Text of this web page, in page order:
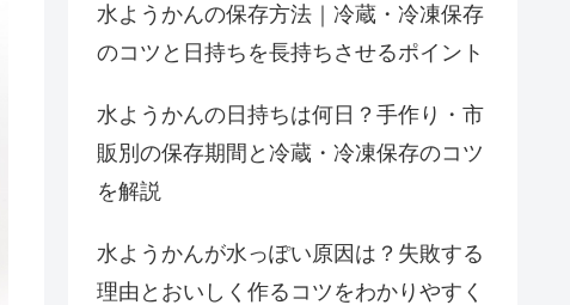
水ようかんの保存方法｜冷蔵・冷凍保存
のコツと日持ちを長持ちさせるポイント
水ようかんの日持ちは何日？手作り・市
販別の保存期間と冷蔵・冷凍保存のコツ
を解説
水ようかんが水っぽい原因は？失敗する
理由とおいしく作るコツをわかりやすく